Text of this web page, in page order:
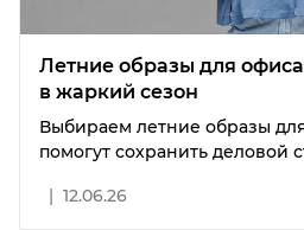
Летние образы для
в жаркий сезон
Выбираем летние образы
помогут сохранить деловой
| 12.06.26